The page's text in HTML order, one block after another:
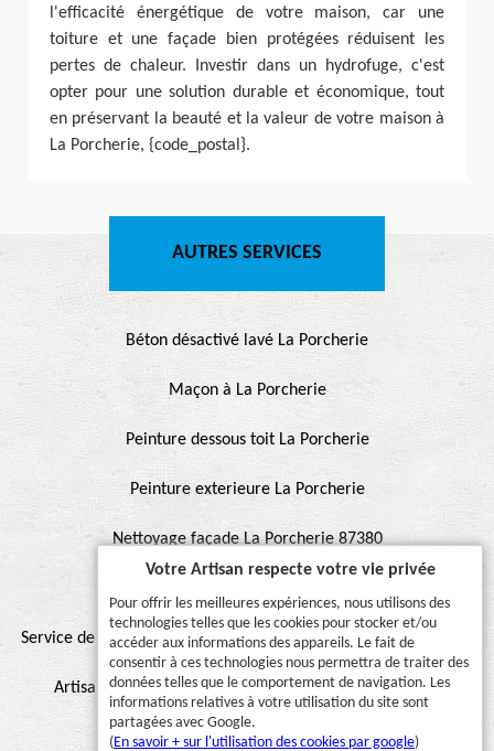
l'efficacité énergétique de votre maison, car une
toiture et une façade bien protégées réduisent les
pertes de chaleur. Investir dans un hydrofuge, c'est
opter pour une solution durable et économique, tout
en préservant la beauté et la valeur de votre maison à
La Porcherie, {code_postal}.
AUTRES SERVICES
Béton désactivé lavé La Porcherie
Maçon à La Porcherie
Peinture dessous toit La Porcherie
Peinture exterieure La Porcherie
Nettoyage façade La Porcherie 87380
Service de peinture et hydrofuge de toiture La Porcherie 87380
Artisan pour peinture façade, muret, toiture, boiserie,
ferronnerie, gouttière La Porcherie 87380
Votre Artisan respecte votre vie privée
Pour offrir les meilleures expériences, nous utilisons des
technologies telles que les cookies pour stocker et/ou
accéder aux informations des appareils. Le fait de
consentir à ces technologies nous permettra de traiter des
données telles que le comportement de navigation. Les
informations relatives à votre utilisation du site sont
partagées avec Google.
(En savoir + sur l'utilisation des cookies par google)